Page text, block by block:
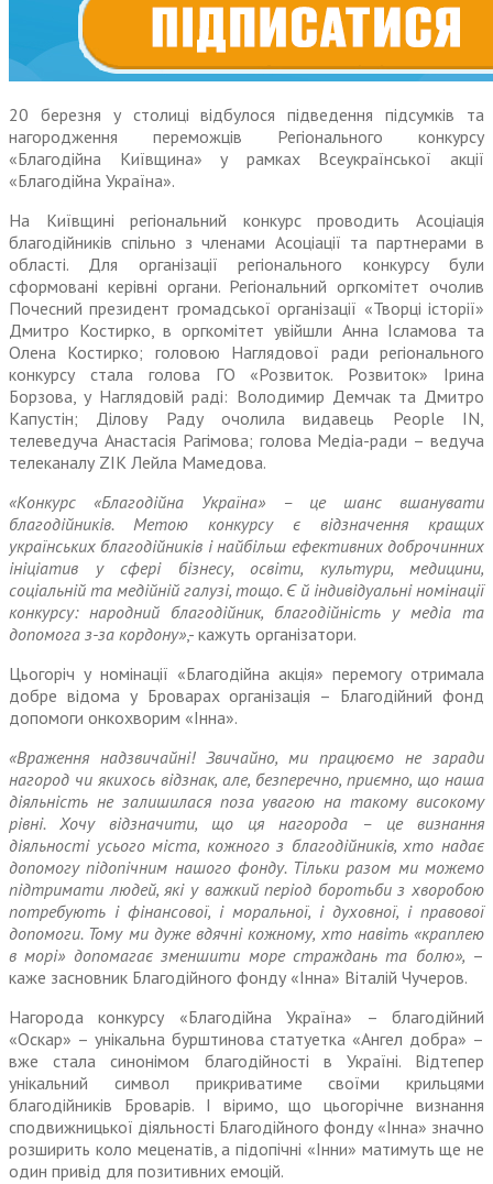
20 березня у столиці відбулося підведення підсумків та
нагородження переможців Регіонального конкурсу
«Благодійна Київщина» у рамках Всеукраїнської акції
«Благодійна Україна».
На Київщині регіональний конкурс проводить Асоціація
благодійників спільно з членами Асоціації та партнерами в
області. Для організації регіонального конкурсу були
сформовані керівні органи. Регіональний оргкомітет очолив
Почесний президент громадської організації «Творці історії»
Дмитро Костирко, в оргкомітет увійшли Анна Ісламова та
Олена Костирко; головою Наглядової ради регіонального
конкурсу стала голова ГО «Розвиток. Розвиток» Ірина
Борзова, у Наглядовій раді: Володимир Демчак та Дмитро
Капустін; Ділову Раду очолила видавець People IN,
телеведуча Анастасія Рагімова; голова Медіа-ради – ведуча
телеканалу ZIK Лейла Мамедова.
«Конкурс «Благодійна Україна» – це шанс вшанувати
благодійників. Метою конкурсу є відзначення кращих
українських благодійників і найбільш ефективних доброчинних
ініціатив у сфері бізнесу, освіти, культури, медицини,
соціальній та медійній галузі, тощо. Є й індивідуальні номінації
конкурсу: народний благодійник, благодійність у медіа та
допомога з-за кордону»,- кажуть організатори.
Цьогоріч у номінації «Благодійна акція» перемогу отримала
добре відома у Броварах організація – Благодійний фонд
допомоги онкохворим «Інна».
«Враження надзвичайні! Звичайно, ми працюємо не заради
нагород чи якихось відзнак, але, безперечно, приємно, що наша
діяльність не залишилася поза увагою на такому високому
рівні. Хочу відзначити, що ця нагорода – це визнання
діяльності усього міста, кожного з благодійників, хто надає
допомогу підопічним нашого фонду. Тільки разом ми можемо
підтримати людей, які у важкий період боротьби з хворобою
потребують і фінансової, і моральної, і духовної, і правової
допомоги. Тому ми дуже вдячні кожному, хто навіть «краплею
в морі» допомагає зменшити море страждань та болю», –
каже засновник Благодійного фонду «Інна» Віталій Чучеров.
Нагорода конкурсу «Благодійна Україна» – благодійний
«Оскар» – унікальна бурштинова статуетка «Ангел добра» –
вже стала синонімом благодійності в Україні. Відтепер
унікальний символ прикриватиме своїми крильцями
благодійників Броварів. І віримо, що цьогорічне визнання
сподвижницької діяльності Благодійного фонду «Інна» значно
розширить коло меценатів, а підопічні «Інни» матимуть ще не
один привід для позитивних емоцій.